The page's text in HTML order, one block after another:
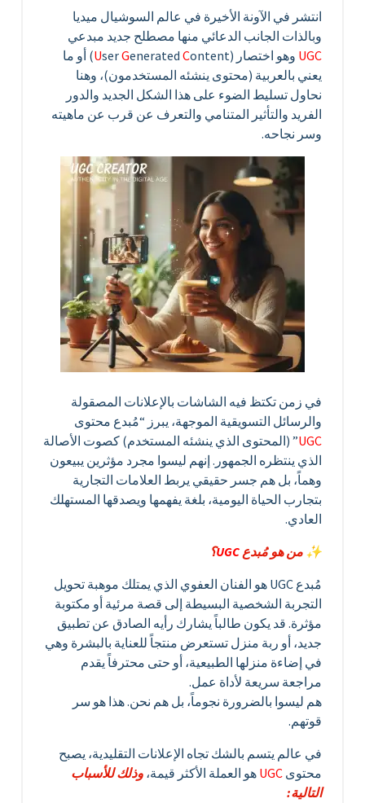
انتشر في الآونة الأخيرة في عالم السوشيال ميديا
وبالذات الجانب الدعائي منها مصطلح جديد مبدعي
UGC وهو اختصار ( UserGenerated C
ontent) أو ما
يعني بالعربية (محتوى ينشئه المستخدمون)، وهنا
نحاول تسليط الضوء على هذا الشكل الجديد والدور
الفريد والتأثير المتنامي والتعرف عن قرب عن ماهيته
وسر نجاحه.
​في زمن تكتظ فيه الشاشات بالإعلانات المصقولة
والرسائل التسويقية الموجهة، يبرز “مُبدع محتوى
UGC” (المحتوى الذي ينشئه المستخدم) كصوت الأصالة
الذي ينتظره الجمهور. إنهم ليسوا مجرد مؤثرين يبيعون
وهماً، بل هم جسر حقيقي يربط العلامات التجارية
بتجارب الحياة اليومية، بلغة يفهمها ويصدقها المستهلك
العادي.
​✨ من هو مُبدع UGC؟
​مُبدع UGC هو الفنان العفوي الذي يمتلك موهبة تحويل
التجربة الشخصية البسيطة إلى قصة مرئية أو مكتوبة
مؤثرة. قد يكون طالباً يشارك رأيه الصادق عن تطبيق
جديد، أو ربة منزل تستعرض منتجاً للعناية بالبشرة وهي
في إضاءة منزلها الطبيعية، أو حتى محترفاً يقدم
مراجعة سريعة لأداة عمل.
​هم ليسوا بالضرورة نجوماً، بل هم نحن. هذا هو سر
قوتهم.
​في عالم يتسم بالشك تجاه الإعلانات التقليدية، يصبح
محتوى UGC هو العملة الأكثر قيمة، وذلك للأسباب
التالية: